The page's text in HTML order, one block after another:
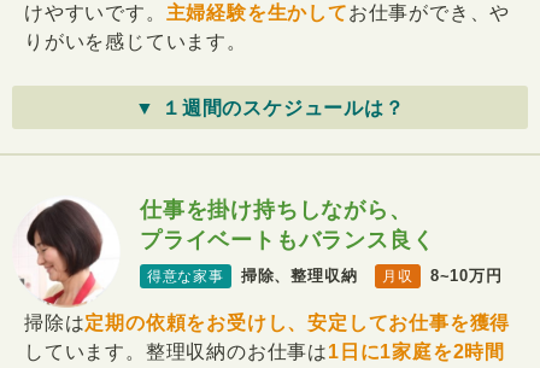
けやすいです。 主婦経験を生かしてお仕事ができ、や
りがいを感じています。
▼ １週間のスケジュールは？
仕事を掛け持ちしながら、
プライベートもバランス良く
得意な家事 掃除、整理収納 月収 8~10万円
掃除は定期の依頼をお受けし、安定してお仕事を獲得
しています。整理収納のお仕事は1日に1家庭を2時間